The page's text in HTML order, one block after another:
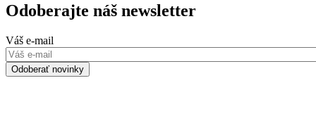
Odoberajte náš newsletter
Váš e-mail
Odoberať novinky